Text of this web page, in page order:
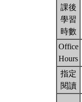
課後
學習
時數
Office
Hours
指定
閱讀